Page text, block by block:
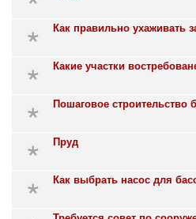
Как правильно ухаживать
Какие участки
Пошаговое строительство
Пруд
Как выбрать насос для